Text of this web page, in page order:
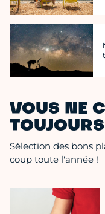
VOUS NE
Sélection des bons
coup toute l'année !